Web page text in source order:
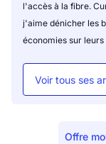
l'accès à la fibre.
j'aime dénicher les
économies sur
Voir tous ses
Offre